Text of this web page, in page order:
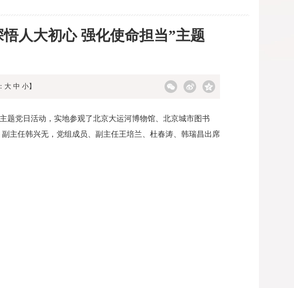
人大初心 强化使命担当”主题
大 中 小】
题党日活动，实地参观了北京大运河博物馆、北京城市图书
主任韩兴无，党组成员、副主任王培兰、杜春涛、韩瑞昌出席